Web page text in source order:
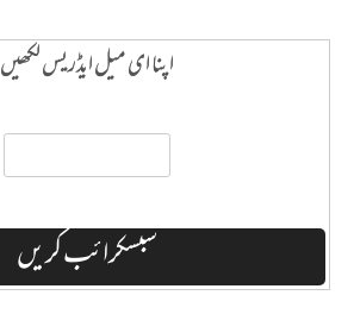
اپنا ای میل ایڈریس لکھیں